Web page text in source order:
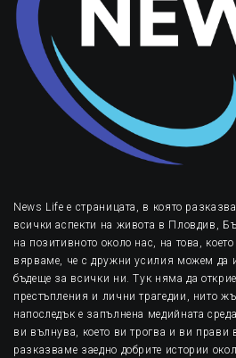
News Life е страницата, в която
всички аспекти на живота в Пловдив,
на позитивното около нас, на това,
вярваме, че с дружни усилия можем да
бъдеще за всички ни. Тук няма да
престъпления и лични трагедии, нито
напоследък е запълнена медийната
ви вълнува, което ви трогва и ви прави
разказваме заедно добрите истории